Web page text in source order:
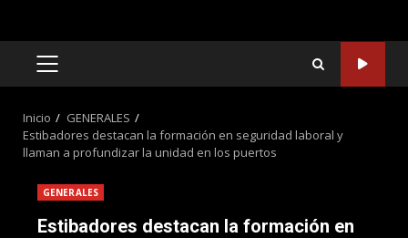
MENÚ
Inicio
GENERALES
Estibadores destacan la formación en seguridad laboral y
llaman a profundizar la unidad en los puertos
GENERALES
Estibadores destacan la formación en